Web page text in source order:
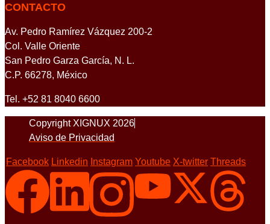
CONTACTO
Av. Pedro Ramírez Vázquez 200-2
Col. Valle Oriente
San Pedro Garza García, N. L.
C.P. 66278, México
Tel. +52 81 8040 6600
Copyright XIGNUX 2026
Aviso de Privacidad
Facebook Linkedin Instagram Youtube X-twitter Threads